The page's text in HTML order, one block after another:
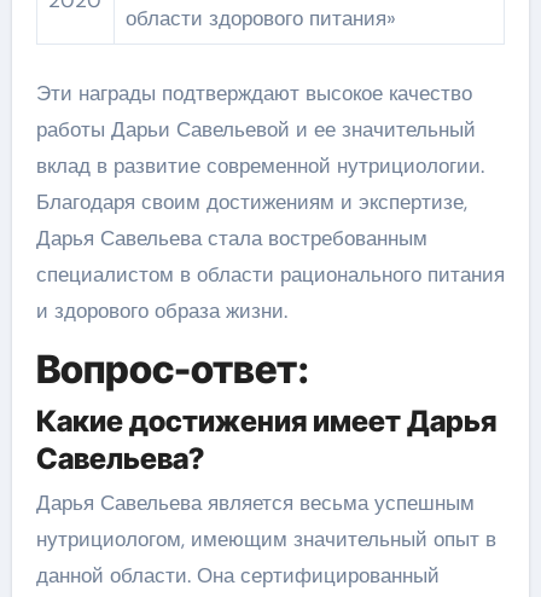
области здорового питания»
Эти награды подтверждают высокое качество
работы Дарьи Савельевой и ее значительный
вклад в развитие современной нутрициологии.
Благодаря своим достижениям и экспертизе,
Дарья Савельева стала востребованным
специалистом в области рационального питания
и здорового образа жизни.
Вопрос-ответ:
Какие достижения имеет Дарья
Савельева?
Дарья Савельева является весьма успешным
нутрициологом, имеющим значительный опыт в
данной области. Она сертифицированный